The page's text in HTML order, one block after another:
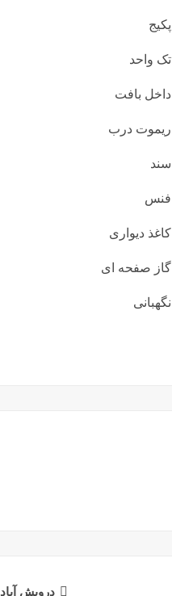
پکیج
تک واحد
داخل بافت
ریموت درب
سند
فنس
کاغذ دیواری
گاز صفحه ای
نگهبانی
درويش آباد